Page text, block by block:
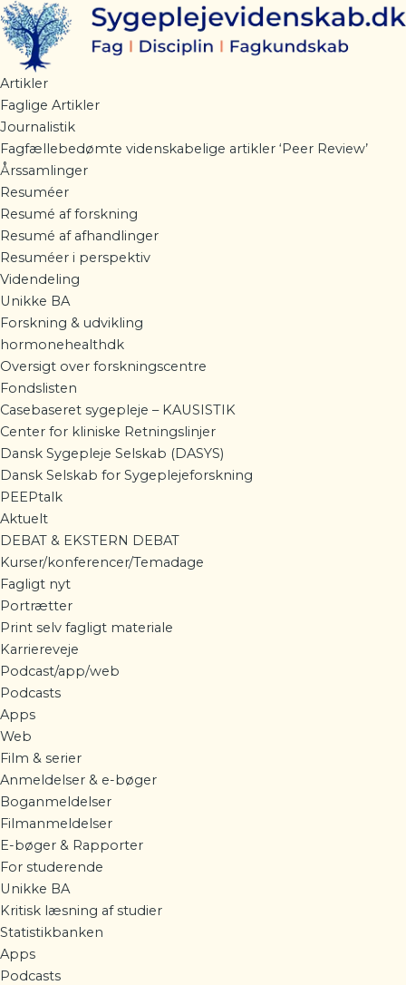
Gå
til
indholdet
Artikler
Faglige Artikler
Journalistik
Fagfællebedømte videnskabelige artikler ‘Peer Review’
Årssamlinger
Resuméer
Resumé af forskning
Resumé af afhandlinger
Resuméer i perspektiv
Videndeling
Unikke BA
Forskning & udvikling
hormonehealthdk
Oversigt over forskningscentre
Fondslisten
Casebaseret sygepleje – KAUSISTIK
Center for kliniske Retningslinjer
Dansk Sygepleje Selskab (DASYS)
Dansk Selskab for Sygeplejeforskning
PEEPtalk
Aktuelt
DEBAT & EKSTERN DEBAT
Kurser/konferencer/Temadage
Fagligt nyt
Portrætter
Print selv fagligt materiale
Karriereveje
Podcast/app/web
Podcasts
Apps
Web
Film & serier
Anmeldelser & e-bøger
Boganmeldelser
Filmanmeldelser
E-bøger & Rapporter
For studerende
Unikke BA
Kritisk læsning af studier
Statistikbanken
Apps
Podcasts